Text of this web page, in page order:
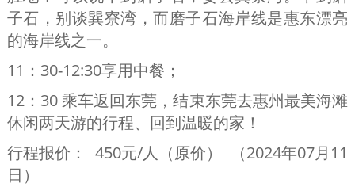
子石，别谈巽寮湾，而磨子石海岸线是惠东漂亮
的海岸线之一。
11：30-12:30享用中餐；
12：30 乘车返回东莞，结束东莞去惠州最美海滩
休闲两天游的行程、回到温暖的家！
行程报价： 450元/人（原价） （2024年07月11
日）